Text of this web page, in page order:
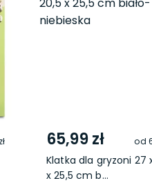
65,99 zł od
Klatka dla gryzoni 27
x 25,5 cm b...